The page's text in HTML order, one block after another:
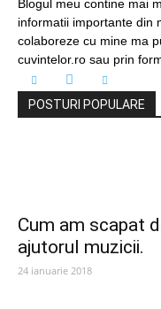
Blogul meu contine mai
informatii importante din
colaboreze cu mine ma
cuvintelor.ro sau prin
POSTURI POPULARE
Cum am scapat
ajutorul muzicii.
24 ianuarie 2018